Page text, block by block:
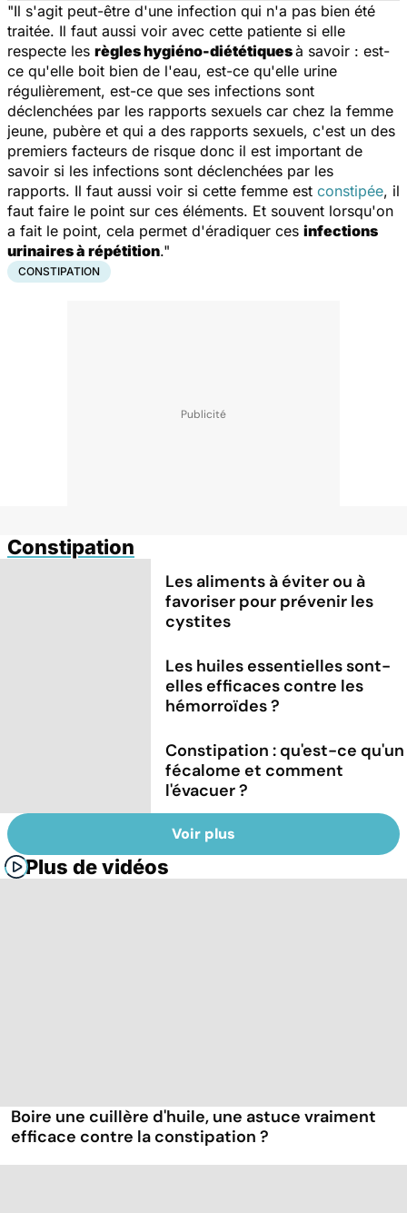
"Il s'agit peut-être d'une infection qui n'a pas bien été
traitée. Il faut aussi voir avec cette patiente si elle
respecte les règles hygiéno-diététiquesà savoir : est-
ce qu'elle boit bien de l'eau, est-ce qu'elle urine
régulièrement, est-ce que ses infections sont
déclenchées par les rapports sexuels car chez la femme
jeune, pubère et qui a des rapports sexuels, c'est un des
premiers facteurs de risque donc il est important de
savoir si les infections sont déclenchées par les
rapports. Il faut aussi voir si cette femme est constipée, il
faut faire le point sur ces éléments. Et souvent lorsqu'on
a fait le point, cela permet d'éradiquer ces infections
urinaires à répétition."
CONSTIPATION
Constipation
Les aliments à éviter ou à
favoriser pour prévenir les
cystites
Les huiles essentielles sont-
elles efficaces contre les
hémorroïdes ?
Constipation : qu'est-ce qu'un
fécalome et comment
l'évacuer ?
Voir plus
Plus de vidéos
Boire une cuillère d'huile, une astuce vraiment
efficace contre la constipation ?